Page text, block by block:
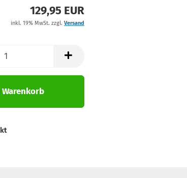
129,95 EUR
inkl. 19% MwSt. zzgl. Versand